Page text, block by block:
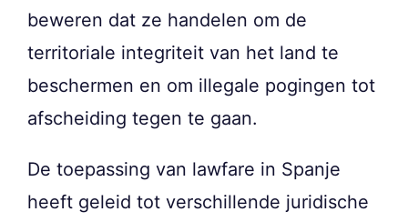
beweren dat ze handelen om de
territoriale integriteit van het land te
beschermen en om illegale pogingen tot
afscheiding tegen te gaan.
De toepassing van lawfare in Spanje
heeft geleid tot verschillende juridische